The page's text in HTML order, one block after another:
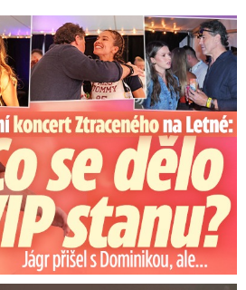
Jágr přišel s Dominikou, ale...